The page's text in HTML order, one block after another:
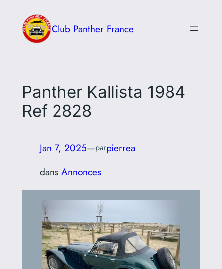
contenu
Club Panther France
Panther Kallista 1984
Ref 2828
Jan 7, 2025—parpierrea
dans Annonces